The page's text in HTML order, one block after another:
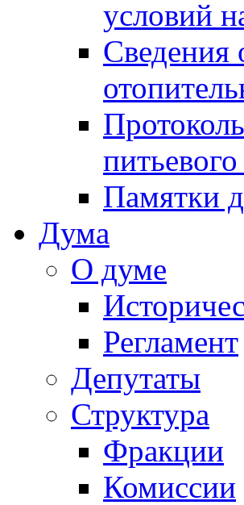
условий
Сведения
Памятки
Дума
О думе
Регламент
Депутаты
Структура
Фракции
Комиссии